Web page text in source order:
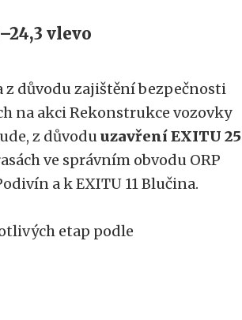
vlevo
z důvodu zajištění bezpečnosti
na akci Rekonstrukce vozovky
z důvoduuzavření EXITU 25
ve správním obvodu ORP
a k EXITU 11 Blučina.
etap podle